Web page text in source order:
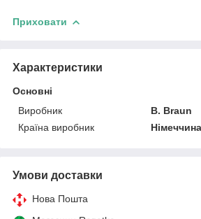
Приховати
Характеристики
Основні
Виробник
B. Braun
Країна виробник
Німеччина
Умови доставки
Нова Пошта